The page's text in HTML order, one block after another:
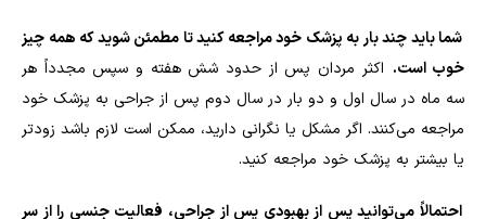
شما باید چند بار به پزشک خود مراجعه کنید تا مطمئن شوید که همه چیز
خوب است. اکثر مردان پس از حدود شش هفته و سپس مجدداً هر
سه ماه در سال اول و دو بار در سال دوم پس از جراحی به پزشک خود
مراجعه می‌کنند. اگر مشکل یا نگرانی دارید، ممکن است لازم باشد زودتر
یا بیشتر به پزشک خود مراجعه کنید.
احتمالاً می‌توانید پس از بهبودی پس از جراحی، فعالیت جنسی را از سر